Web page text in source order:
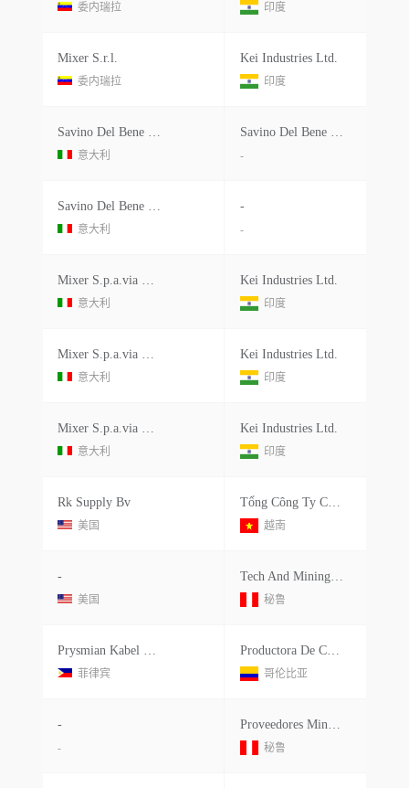
委内瑞拉 印度
Mixer S.r.l.
委内瑞拉
Kei Industries Ltd.
印度
Savino Del Bene Progetti
意大利
Savino Del Bene S.p.
-
Savino Del Bene Progetti
意大利
-
-
Mixer S.p.a.via Chiara N. 6/c, 48012 Villa Prati Di Bagnacavallo (ra) , Italyitaly
意大利
Kei Industries Ltd.
印度
Mixer S.p.a.via Chiara N. 6/c, 48012 Villa Prati Di Bagnacavallo (ra), Sdnf Italyitaly
意大利
Kei Industries Ltd.
印度
Mixer S.p.a.via Chiara N. 6/c, 48012 Villa Prati Di Bagnacavallo (ra) , Italyitaly
意大利
Kei Industries Ltd.
印度
Rk Supply Bv
美国
Tổng Công Ty Cổ Phần Khoan Và Dịch Vụ Khoan Dầu Khí
越南
-
美国
Tech And Mining Supply Peru E.i.r.l.
秘鲁
Prysmian Kabel Und Systeme Gmbh
菲律宾
Productora De Cables S.a.
哥伦比亚
-
-
Proveedores Mineros S.a.c
秘鲁